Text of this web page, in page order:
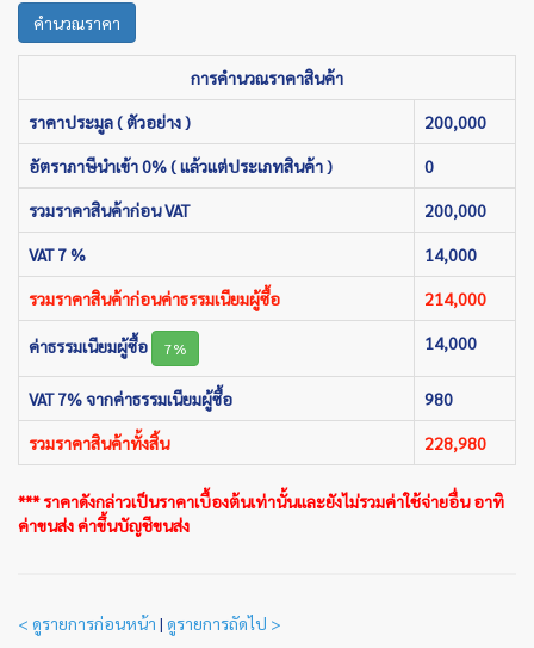
คำนวณราคา
การคำนวณราคาสินค้า
ราคาประมูล ( ตัวอย่าง ) 200,000
อัตราภาษีนำเข้า 0% ( แล้วแต่ประเภทสินค้า ) 0
รวมราคาสินค้าก่อน VAT 200,000
VAT 7 % 14,000
รวมราคาสินค้าก่อนค่าธรรมเนียมผู้ซื้อ 214,000
ค่าธรรมเนียมผู้ซื้อ 7% 14,000
VAT 7% จากค่าธรรมเนียมผู้ซื้อ 980
รวมราคาสินค้าทั้งสิ้น 228,980
*** ราคาดังกล่าวเป็นราคาเบื้องต้นเท่านั้นและยังไม่รวมค่าใช้จ่ายอื่น อาทิ
ค่าขนส่ง ค่าขึ้นบัญชีขนส่ง
< ดูรายการก่อนหน้า | ดูรายการถัดไป >